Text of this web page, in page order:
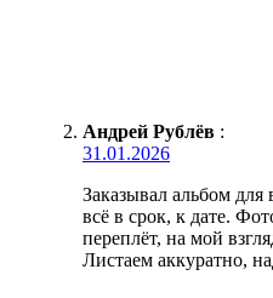
Андрей Рублёв :
31.01.2026
Заказывал альбом
всё в срок, к дате.
переплёт, на мой
Листаем аккуратно,